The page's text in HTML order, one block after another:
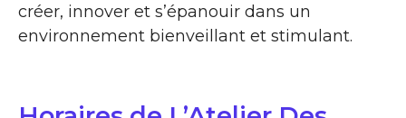
créer, innover et s’épanouir dans un
environnement bienveillant et stimulant.